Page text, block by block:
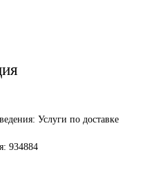
Услуги по доставке
934884